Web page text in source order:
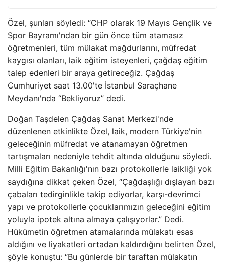
Özel, şunları söyledi: “CHP olarak 19 Mayıs Gençlik ve
Spor Bayramı'ndan bir gün önce tüm atamasız
öğretmenleri, tüm mülakat mağdurlarını, müfredat
kaygısı olanları, laik eğitim isteyenleri, çağdaş eğitim
talep edenleri bir araya getireceğiz. Çağdaş
Cumhuriyet saat 13.00'te İstanbul Saraçhane
Meydanı'nda “Bekliyoruz” dedi.
Doğan Taşdelen Çağdaş Sanat Merkezi'nde
düzenlenen etkinlikte Özel, laik, modern Türkiye'nin
geleceğinin müfredat ve atanamayan öğretmen
tartışmaları nedeniyle tehdit altında olduğunu söyledi.
Milli Eğitim Bakanlığı'nın bazı protokollerle laikliği yok
saydığına dikkat çeken Özel, “Çağdaşlığı dışlayan bazı
çabaları tedirginlikle takip ediyorlar, karşı-devrimci
yapı ve protokollerle çocuklarımızın geleceğini eğitim
yoluyla ipotek altına almaya çalışıyorlar.” Dedi.
Hükümetin öğretmen atamalarında mülakatı esas
aldığını ve liyakatleri ortadan kaldırdığını belirten Özel,
şöyle konuştu: “Bu günlerde bir taraftan mülakatın